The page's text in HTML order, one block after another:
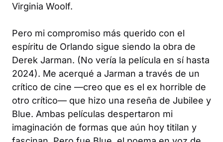
Virginia Woolf.
Pero mi compromiso más querido con el
espíritu de Orlando sigue siendo la obra de
Derek Jarman. (No vería la película en sí hasta
2024). Me acerqué a Jarman a través de un
crítico de cine —creo que es el ex horrible de
otro crítico— que hizo una reseña de Jubilee y
Blue. Ambas películas despertaron mi
imaginación de formas que aún hoy titilan y